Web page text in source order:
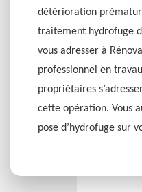
détérioration
traitement hydrofuge
vous adresser à
professionnel en
propriétaires
cette opération. Vous
pose d’hydrofuge sur